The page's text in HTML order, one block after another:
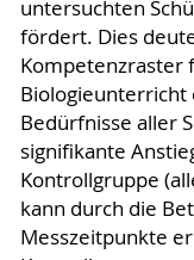
untersuchten
fördert. Dies
Kompetenzraster
Biologieunterricht
Bedürfnisse aller
signifikante
Kontrollgruppe
kann durch die
Messzeitpunkte